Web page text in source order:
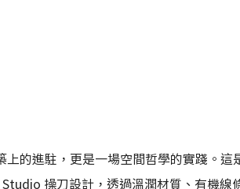
上的進駐，更是一場空間哲學的實踐。這
操刀設計，透過溫潤材質、有機線